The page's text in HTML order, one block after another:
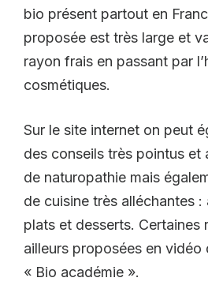
bio présent partout en
proposée est très large et
rayon frais en passant par
cosmétiques.
Sur le site internet on peut
des conseils très pointus et
de naturopathie mais
de cuisine très alléchantes :
plats et desserts. Certaines
ailleurs proposées en vidéo
« Bio académie ».